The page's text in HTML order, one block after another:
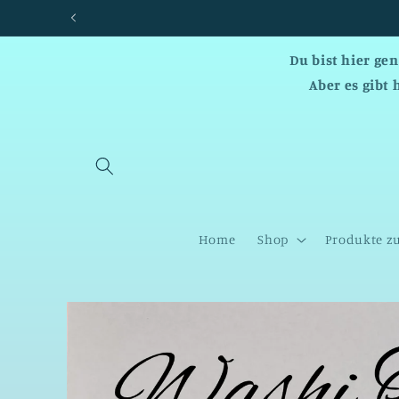
Inhalt
Du bist hier
Aber es gibt
Home Shop Produkte
Zu